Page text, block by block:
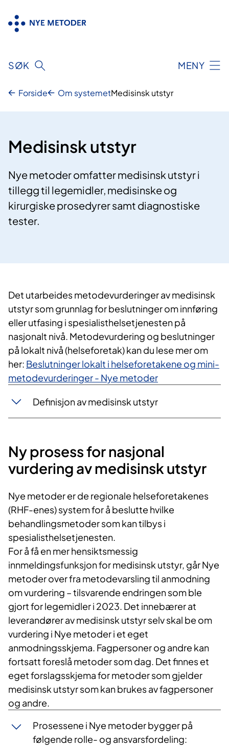
innhold
SØK MENY
Forside Om systemetMedisinsk utstyr
Medisinsk utstyr
Nye metoder omfatter medisinsk utstyr i
tillegg til legemidler, medisinske og
kirurgiske prosedyrer samt diagnostiske
tester.
​Det utarbeides metodevurderinger av medisinsk
utstyr som grunnlag for beslutninger om innføring
eller utfasing i spesialisthelsetjenesten på
nasjonalt nivå. Metodevurdering og beslutninger
på lokalt nivå (helseforetak) kan du lese mer om
her: Beslutninger lokalt i helseforetakene og mini-
metodevurderinger - Nye metoder
Definisjon av medisinsk utstyr
Ny prosess for nasjonal
vurdering av medisinsk utstyr
Nye metoder er de regionale helseforetakenes
(RHF-enes) system for å beslutte hvilke
behandlingsmetoder som kan tilbys i
spesialisthelsetjenesten.
For å få en mer hensiktsmessig
innmeldingsfunksjon for medisinsk utstyr, går Nye
metoder over fra metodevarsling til anmodning
om vurdering – tilsvarende endringen som ble
gjort for legemidler i 2023. Det innebærer at
leverandører av medisinsk utstyr selv skal be om
vurdering i Nye metoder i et eget
anmodningsskjema. Fagpersoner og andre kan
fortsatt foreslå metoder som dag. Det finnes et
eget forslagsskjema for metoder som gjelder
medisinsk utstyr som kan brukes av fagpersoner
og andre.
Prosessene i Nye metoder bygger på
følgende rolle- og ansvarsfordeling: